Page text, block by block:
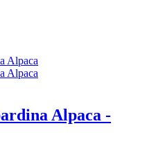
Alpaca -